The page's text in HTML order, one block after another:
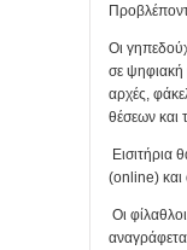
Οι
σε ψηφιακή
αρχές,
θέσεων και
Εισιτήρια
(online) και
Οι